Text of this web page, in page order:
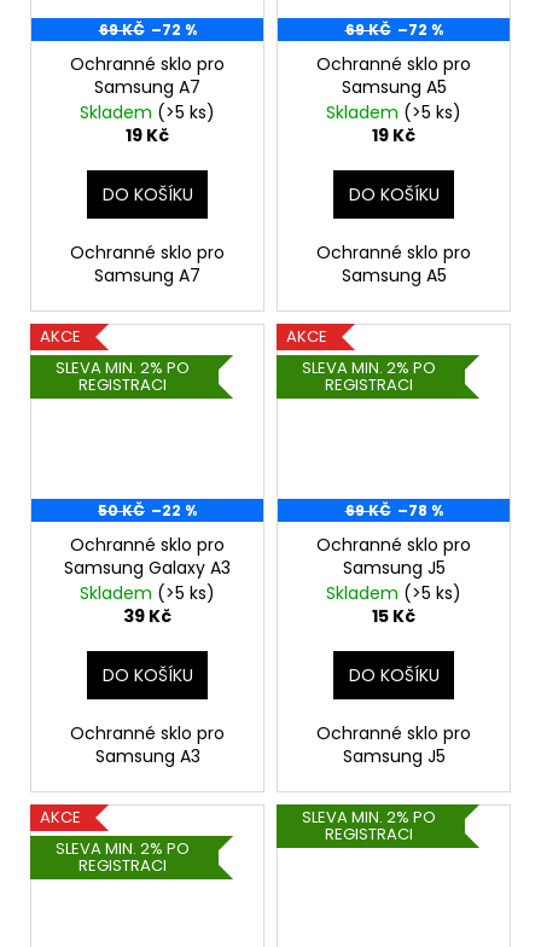
69 KČ –72 %
Ochranné sklo pro
Samsung A7
Skladem (>5 ks)
19 Kč
DO KOŠÍKU
Ochranné sklo pro
Samsung A7
69 KČ –72 %
Ochranné sklo pro
Samsung A5
Skladem (>5 ks)
19 Kč
DO KOŠÍKU
Ochranné sklo pro
Samsung A5
AKCE
SLEVA MIN. 2% PO
REGISTRACI
50 KČ –22 %
Ochranné sklo pro
Samsung Galaxy A3
Skladem (>5 ks)
39 Kč
DO KOŠÍKU
Ochranné sklo pro
Samsung A3
AKCE
SLEVA MIN. 2% PO
REGISTRACI
69 KČ –78 %
Ochranné sklo pro
Samsung J5
Skladem (>5 ks)
15 Kč
DO KOŠÍKU
Ochranné sklo pro
Samsung J5
AKCE
SLEVA MIN. 2% PO
REGISTRACI
SLEVA MIN. 2% PO
REGISTRACI